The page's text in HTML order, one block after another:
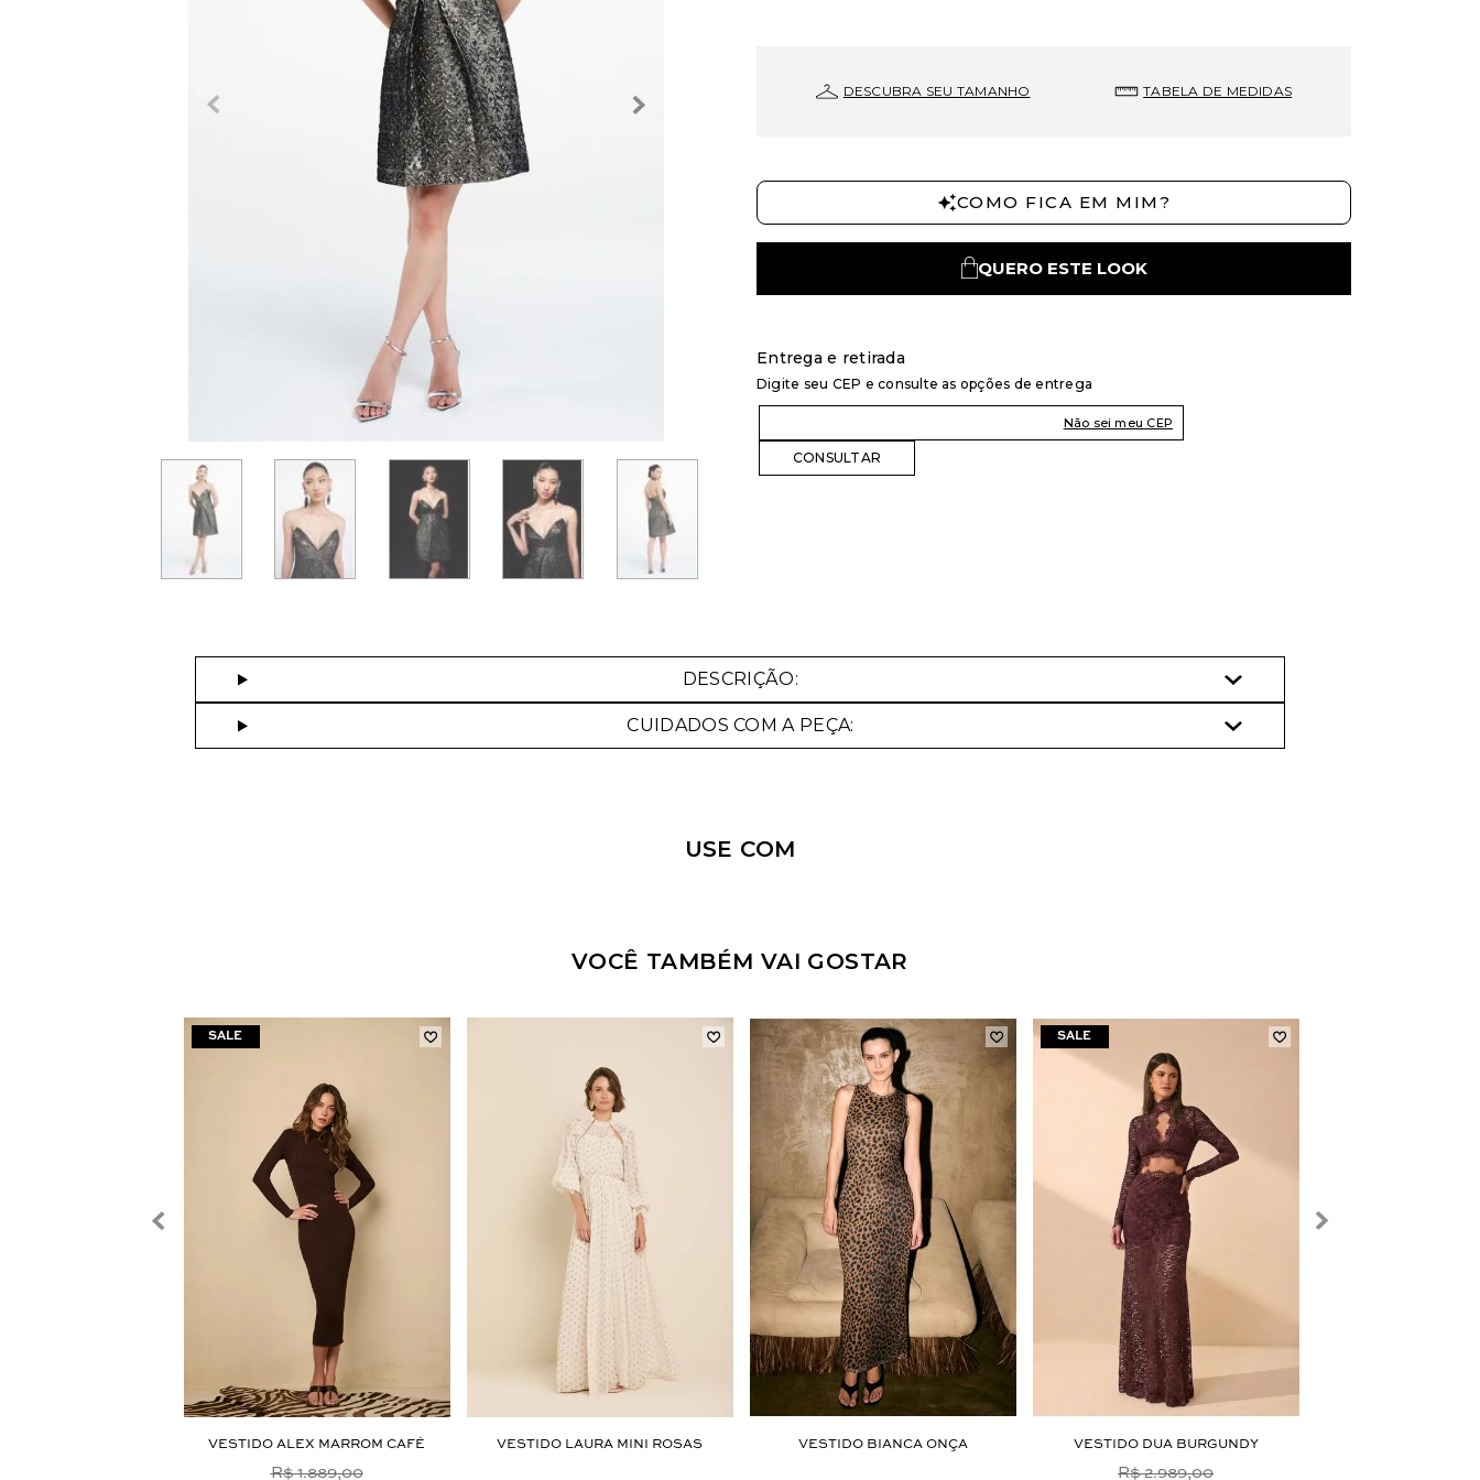
pode te ajudar!
Selecione o tamanho que você deseja:
Aceito os termos e polí­ticas de privacidade
DESCUBRA SEU TAMANHO TABELA DE MEDIDAS
COMO FICA EM MIM?
QUERO ESTE LOOK
Entrega e retirada
Digite seu CEP e consulte as opções de entrega
Não sei meu CEP
DESCRIÇÃO:
CUIDADOS COM A PEÇA:
USE COM
VOCÊ TAMBÉM VAI GOSTAR
VESTIDO ALEX MARROM CAFÉ
R$ 1.889,00
VESTIDO LAURA MINI ROSAS VESTIDO BIANCA ONÇA VESTIDO DUA BURGUNDY
R$ 2.989,00